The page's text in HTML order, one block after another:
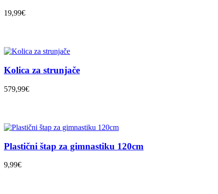
19,99€
Kolica za strunjače
579,99€
Plastični štap za gimnastiku 120cm
9,99€